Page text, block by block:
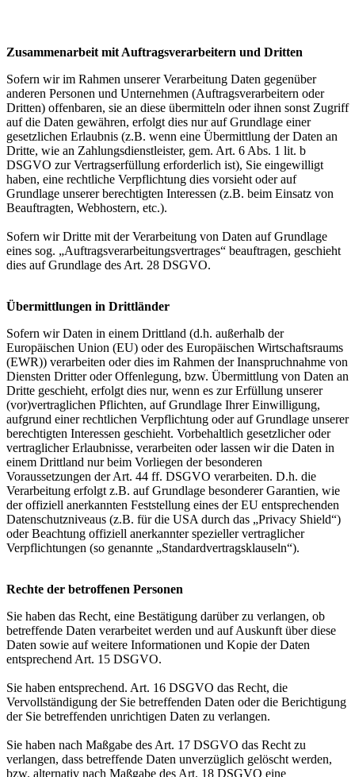
Zusammenarbeit mit Auftragsverarbeitern und Dritten
Sofern wir im Rahmen unserer Verarbeitung Daten gegenüber
anderen Personen und Unternehmen (Auftragsverarbeitern oder
Dritten) offenbaren, sie an diese übermitteln oder ihnen sonst Zugriff
auf die Daten gewähren, erfolgt dies nur auf Grundlage einer
gesetzlichen Erlaubnis (z.B. wenn eine Übermittlung der Daten an
Dritte, wie an Zahlungsdienstleister, gem. Art. 6 Abs. 1 lit. b
DSGVO zur Vertragserfüllung erforderlich ist), Sie eingewilligt
haben, eine rechtliche Verpflichtung dies vorsieht oder auf
Grundlage unserer berechtigten Interessen (z.B. beim Einsatz von
Beauftragten, Webhostern, etc.).
Sofern wir Dritte mit der Verarbeitung von Daten auf Grundlage
eines sog. „Auftragsverarbeitungsvertrages“ beauftragen, geschieht
dies auf Grundlage des Art. 28 DSGVO.
Übermittlungen in Drittländer
Sofern wir Daten in einem Drittland (d.h. außerhalb der
Europäischen Union (EU) oder des Europäischen Wirtschaftsraums
(EWR)) verarbeiten oder dies im Rahmen der Inanspruchnahme von
Diensten Dritter oder Offenlegung, bzw. Übermittlung von Daten an
Dritte geschieht, erfolgt dies nur, wenn es zur Erfüllung unserer
(vor)vertraglichen Pflichten, auf Grundlage Ihrer Einwilligung,
aufgrund einer rechtlichen Verpflichtung oder auf Grundlage unserer
berechtigten Interessen geschieht. Vorbehaltlich gesetzlicher oder
vertraglicher Erlaubnisse, verarbeiten oder lassen wir die Daten in
einem Drittland nur beim Vorliegen der besonderen
Voraussetzungen der Art. 44 ff. DSGVO verarbeiten. D.h. die
Verarbeitung erfolgt z.B. auf Grundlage besonderer Garantien, wie
der offiziell anerkannten Feststellung eines der EU entsprechenden
Datenschutzniveaus (z.B. für die USA durch das „Privacy Shield“)
oder Beachtung offiziell anerkannter spezieller vertraglicher
Verpflichtungen (so genannte „Standardvertragsklauseln“).
Rechte der betroffenen Personen
Sie haben das Recht, eine Bestätigung darüber zu verlangen, ob
betreffende Daten verarbeitet werden und auf Auskunft über diese
Daten sowie auf weitere Informationen und Kopie der Daten
entsprechend Art. 15 DSGVO.
Sie haben entsprechend. Art. 16 DSGVO das Recht, die
Vervollständigung der Sie betreffenden Daten oder die Berichtigung
der Sie betreffenden unrichtigen Daten zu verlangen.
Sie haben nach Maßgabe des Art. 17 DSGVO das Recht zu
verlangen, dass betreffende Daten unverzüglich gelöscht werden,
bzw. alternativ nach Maßgabe des Art. 18 DSGVO eine